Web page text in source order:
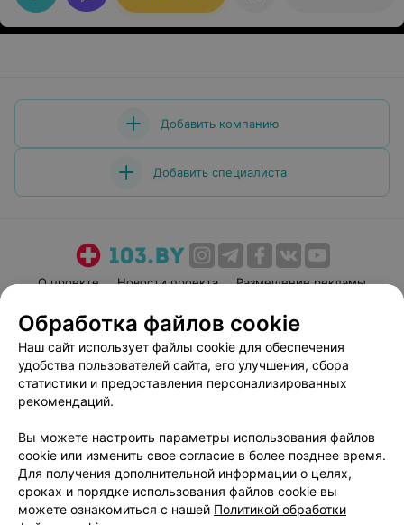
Добавить компанию
Добавить специалиста
О проекте Новости проекта
Размещение рекламы
Пользовательское соглашение
Способы оплаты
Вакансии
Партнеры
Написать руководителю 103.by
Персональные настройки cookie
Обработка персональных данных
Обработка файлов cookie
Наш сайт использует файлы cookie для обеспечения
удобства пользователей сайта, его улучшения, сбора
статистики и предоставления персонализированных
рекомендаций.
Вы можете настроить параметры использования файлов
cookie или изменить свое согласие в более позднее время.
Для получения дополнительной информации о целях,
сроках и порядке использования файлов cookie вы
можете ознакомиться с нашей Политикой обработки